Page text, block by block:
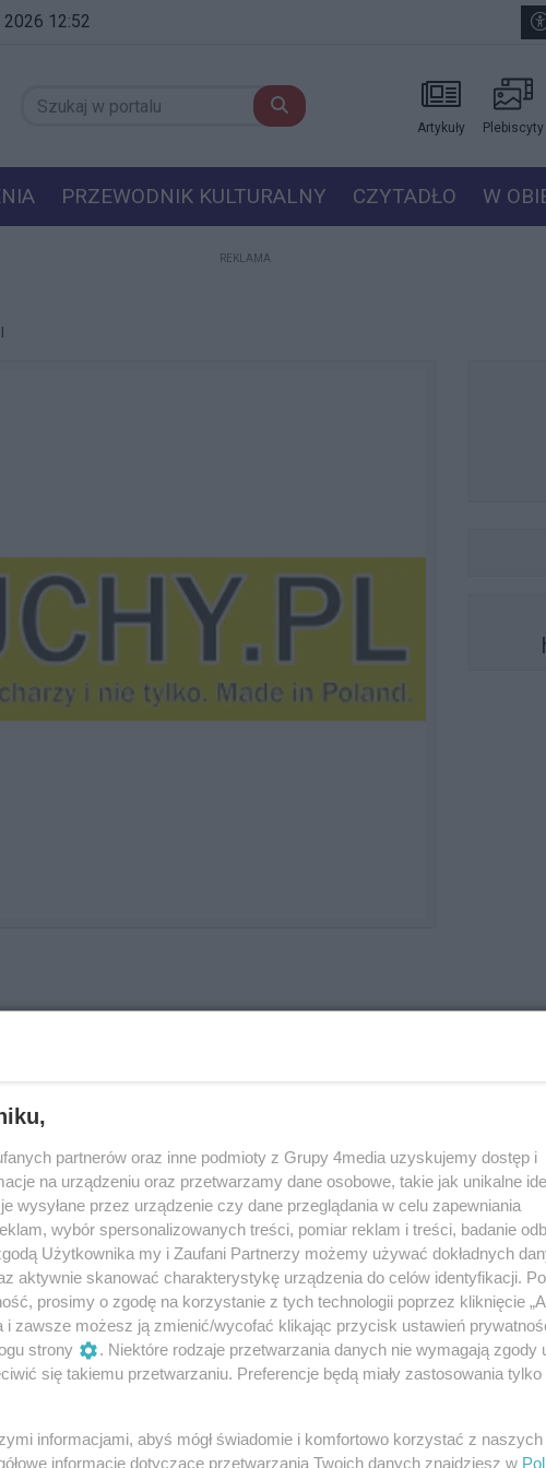
2026 12:52
Artykuły Plebiscyty
PRZEWODNIK KULTURALNY CZYTADŁO W
REKLAMA
od polskiego producenta. Nasze fartuchy
najwyższej trwałości z walorami
różne długości, sposoby wiązań oraz
funkcjonalność w pracy. W restauracjach, pizzeriach,
dobrze sprawdzą się również zapaski kelnerskie
fartuchy sklepowe, zapaski kucharskie,
dla kucharzy oraz inną odzież gastronomiczną.
ID wpisu: 537
partnerów oraz inne podmioty z Grupy 4media uzyskujemy dostęp i
na urządzeniu oraz przetwarzamy dane osobowe, takie jak unikalne
wysyłane przez urządzenie czy dane przeglądania w celu zapewniania
wybór spersonalizowanych treści, pomiar reklam i treści, badanie
Użytkownika my i Zaufani Partnerzy możemy używać dokładnych
aktywnie skanować charakterystykę urządzenia do celów identyfikacji.
prosimy o zgodę na korzystanie z tych technologii poprzez kliknięcie
i zawsze możesz ją zmienić/wycofać klikając przycisk ustawień
strony
. Niektóre rodzaje przetwarzania danych nie wymagają zgody
się takiemu przetwarzaniu. Preferencje będą miały zastosowania tylko
informacjami, abyś mógł świadomie i komfortowo korzystać z
informacje dotyczące przetwarzania Twoich danych znajdziesz w